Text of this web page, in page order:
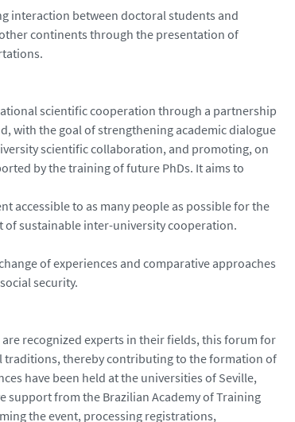
interaction between doctoral students and
continents through the presentation of
scientific cooperation through a partnership
with the goal of strengthening academic dialogue
scientific collaboration, and promoting, on
by the training of future PhDs. It aims to
accessible to as many people as possible for the
sustainable inter-university cooperation.
of experiences and comparative approaches
security.
recognized experts in their fields, this forum for
thereby contributing to the formation of
have been held at the universities of Seville,
support from the Brazilian Academy of Training
the event, processing registrations,